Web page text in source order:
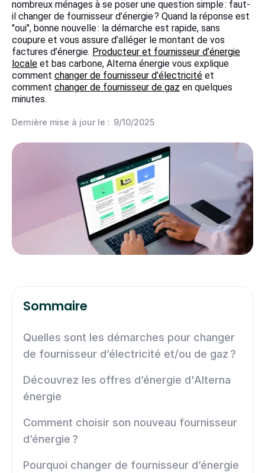
nombreux ménages à se poser une question simple : faut-
il changer de fournisseur d’énergie ? Quand la réponse est
"oui", bonne nouvelle : la démarche est rapide, sans
coupure et vous assure d’alléger le montant de vos
factures d’énergie. Producteur et fournisseur d’énergie
locale et bas carbone, Alterna énergie vous explique
comment changer de fournisseur d’électricité et
comment changer de fournisseur de gaz en quelques
minutes.
Dernière mise à jour le : 9/10/2025
Sommaire
Quelles sont les démarches pour changer
de fournisseur d’électricité et/ou de gaz ?
Découvrez les offres d’énergie d'Alterna
énergie
Comment choisir son nouveau fournisseur
d’énergie ?
Pourquoi changer de fournisseur d’énergie